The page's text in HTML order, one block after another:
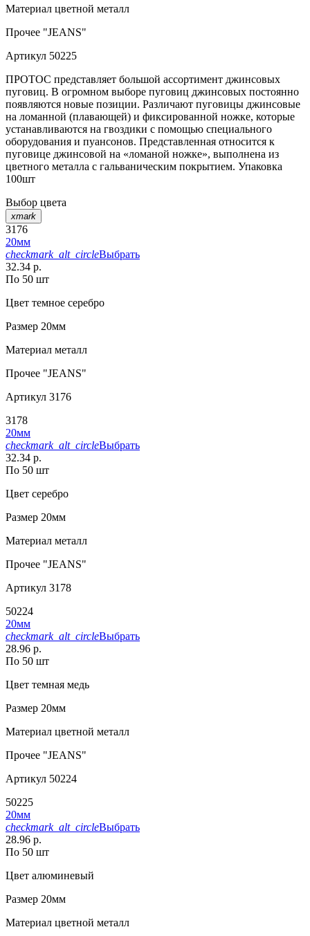
Материал цветной металл
Прочее "JEANS"
Артикул 50225
ПРОТОС представляет большой ассортимент джинсовых
пуговиц. В огромном выборе пуговиц джинсовых постоянно
появляются новые позиции. Различают пуговицы джинсовые
на ломанной (плавающей) и фиксированной ножке, которые
устанавливаются на гвоздики с помощью специального
оборудования и пуансонов. Представленная относится к
пуговице джинсовой на «ломаной ножке», выполнена из
цветного металла с гальваническим покрытием. Упаковка
100шт
Выбор цвета
xmark
3176
20мм
checkmark_alt_circleВыбрать
32.34 р.
По 50 шт
Цвет темное серебро
Размер 20мм
Материал металл
Прочее "JEANS"
Артикул 3176
3178
20мм
checkmark_alt_circleВыбрать
32.34 р.
По 50 шт
Цвет серебро
Размер 20мм
Материал металл
Прочее "JEANS"
Артикул 3178
50224
20мм
checkmark_alt_circleВыбрать
28.96 р.
По 50 шт
Цвет темная медь
Размер 20мм
Материал цветной металл
Прочее "JEANS"
Артикул 50224
50225
20мм
checkmark_alt_circleВыбрать
28.96 р.
По 50 шт
Цвет алюминевый
Размер 20мм
Материал цветной металл